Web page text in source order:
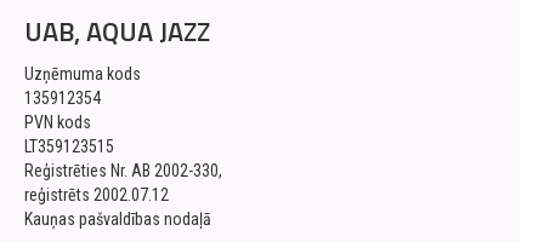
UAB, AQUA JAZZ
Uzņēmuma kods
135912354
PVN kods
LT359123515
Reģistrēties Nr. AB 2002-330,
reģistrēts 2002.07.12
Kauņas pašvaldības nodaļā